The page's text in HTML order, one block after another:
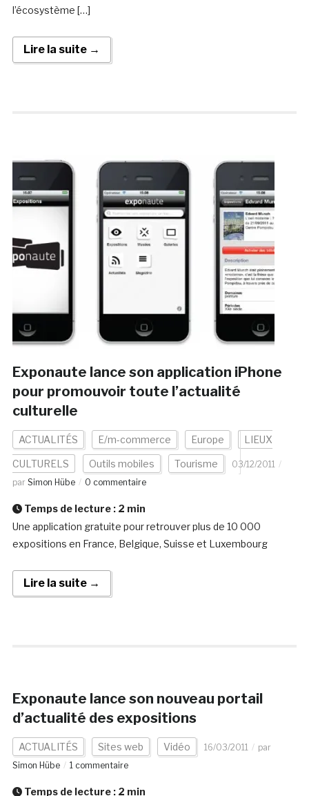
l’écosystème […]
Lire la suite →
Exponaute lance son application iPhone
pour promouvoir toute l’actualité
culturelle
ACTUALITÉS E/m-commerce Europe LIEUX
CULTURELS Outils mobiles Tourisme
03/12/2011
par Simon Hübe 0 commentaire
Temps de lecture : 2 min
Une application gratuite pour retrouver plus de 10 000
expositions en France, Belgique, Suisse et Luxembourg
Lire la suite →
Exponaute lance son nouveau portail
d’actualité des expositions
ACTUALITÉS Sites web Vidéo 16/03/2011
par
Simon Hübe
1 commentaire
Temps de lecture : 2 min